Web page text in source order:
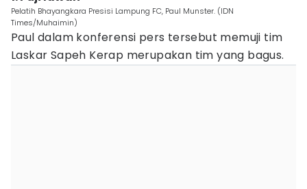
Pelatih Bhayangkara Presisi Lampung FC, Paul Munster. (IDN
Times/Muhaimin)
Paul dalam konferensi pers tersebut memuji tim
Laskar Sapeh Kerap merupakan tim yang bagus.